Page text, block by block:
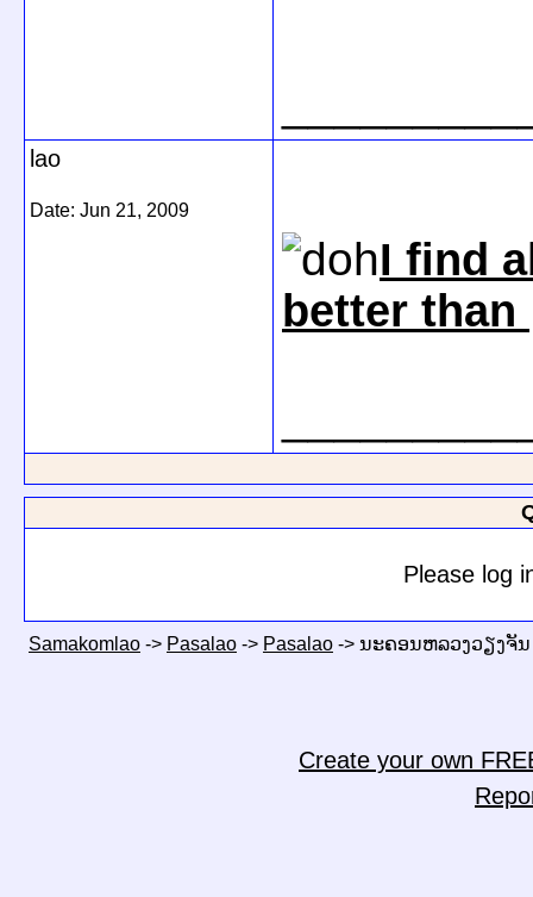
lao
Date: Jun 21, 2009
I find
better than
Please log
Samakomlao -> Pasalao -> Pasalao -> ນະຄອນຫລວງວຽງຈັ
Create your own